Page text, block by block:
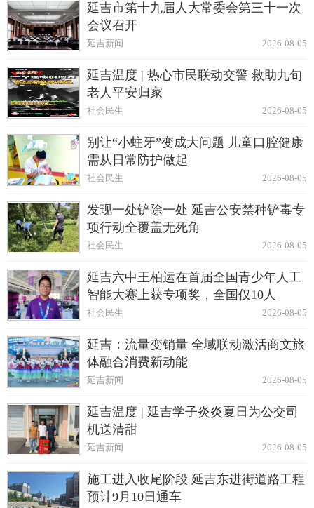
延吉市第十九届人大常委会第三十一次
会议召开
2026-08-05
延吉新闻
延吉温度 | 热心市民联动交警 救助九旬
老人平安归家
2026-08-05
社会民生
别让“小蛀牙”变成大问题 儿童口腔健康
需从日常防护做起
2026-08-05
社会民生
发现一处铲除一处 延吉公安禁种铲毒专
项行动全覆盖无死角
2026-08-05
社会民生
延吉六中王柏运在首届全国青少年人工
智能大赛上获专项奖，全国仅10人
2026-08-05
社会民生
延吉：流量变销量 全域联动激活商文旅
体融合消费新动能
2026-08-05
延吉新闻
延吉温度 | 延吉学子炎炎夏日为公交司
机送清甜
2026-08-05
延吉新闻
施工进入收尾阶段 延吉东进街道路工程
预计9月10日通车